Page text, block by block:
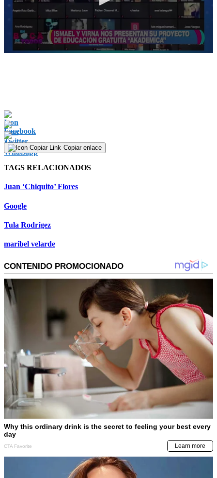
Copiar enlace
TAGS RELACIONADOS
Juan ‘Chiquito’ Flores
Google
Tula Rodrígez
maribel velarde